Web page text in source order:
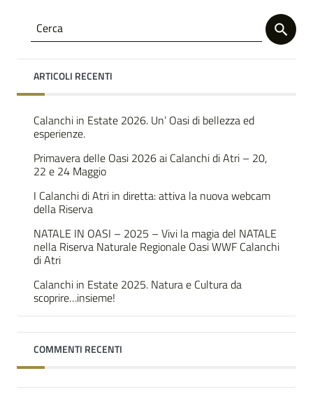
ARTICOLI RECENTI
Calanchi in Estate 2026. Un’ Oasi di bellezza ed
esperienze.
Primavera delle Oasi 2026 ai Calanchi di Atri – 20,
22 e 24 Maggio
I Calanchi di Atri in diretta: attiva la nuova webcam
della Riserva
NATALE IN OASI – 2025 – Vivi la magia del NATALE
nella Riserva Naturale Regionale Oasi WWF Calanchi
di Atri
Calanchi in Estate 2025. Natura e Cultura da
scoprire…insieme!
COMMENTI RECENTI